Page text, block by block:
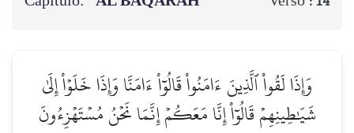
وَإِذَا لَقُواْ ٱلَّذِينَ ءَامَنُواْ قَالُوٓاْ ءَامَنَّا وَإِذَا خَلَوۡاْ إِلَىٰ
شَيَٰطِينِهِمۡ قَالُوٓاْ إِنَّا مَعَكُمۡ إِنَّمَا نَحۡنُ مُسۡتَهۡزِءُونَ